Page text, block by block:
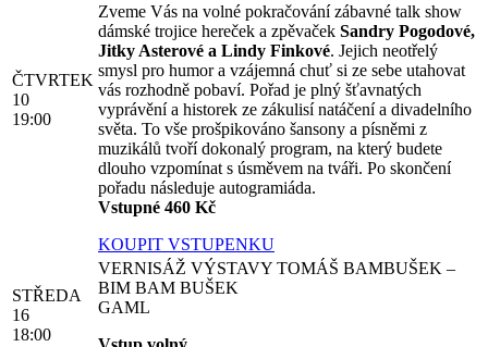
ČTVRTEK
10
19:00
Zveme Vás na volné pokračování zábavné talk show
dámské trojice hereček a zpěvaček Sandry Pogodové,
Jitky Asterové a Lindy Finkové. Jejich neotřelý
smysl pro humor a vzájemná chuť si ze sebe utahovat
vás rozhodně pobaví. Pořad je plný šťavnatých
vyprávění a historek ze zákulisí natáčení a divadelního
světa. To vše prošpikováno šansony a písněmi z
muzikálů tvoří dokonalý program, na který budete
dlouho vzpomínat s úsměvem na tváři. Po skončení
pořadu následuje autogramiáda.
Vstupné 460 Kč
KOUPIT VSTUPENKU
STŘEDA
16
18:00
VERNISÁŽ VÝSTAVY TOMÁŠ BAMBUŠEK –
BIM BAM BUŠEK
GAML